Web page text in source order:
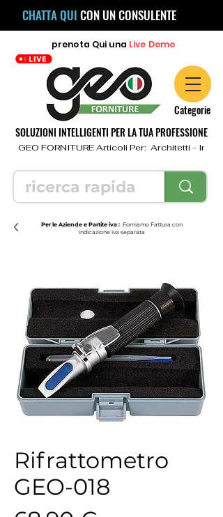
CHATTA QUI CON UN CONSULENTE
prenota Qui una Live Demo
Categorie
SOLUZIONI INTELLIGENTI PER LA TUA PROFESSIONE
GEO FORNITURE Articoli Per:  Architetti -
Per le Aziende e Partite iva : Forniamo Fattura con
indicazione iva separata
Rifrattometro
GEO-018